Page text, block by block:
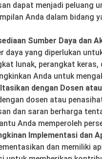
dapat menjadi peluang
Anda dalam bidang
Sumber Daya dan
daya yang diperlukan
lunak, perangkat
Anda untuk
dengan Dosen
dosen atau
dan saran berharga
Anda memperoleh
Implementasi dan
dan memiliki